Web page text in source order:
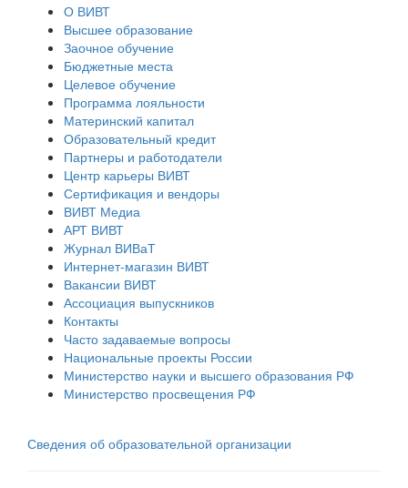
О ВИВТ
Высшее образование
Заочное обучение
Бюджетные места
Целевое обучение
Программа лояльности
Материнский капитал
Образовательный кредит
Партнеры и работодатели
Центр карьеры ВИВТ
Сертификация и вендоры
ВИВТ Медиа
АРТ ВИВТ
Журнал ВИВаТ
Интернет-магазин ВИВТ
Вакансии ВИВТ
Ассоциация выпускников
Контакты
Часто задаваемые вопросы
Национальные проекты России
Министерство науки и высшего образования РФ
Министерство просвещения РФ
Сведения об образовательной организации